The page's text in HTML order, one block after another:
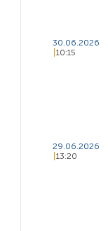
30.06.2026
10:15
29.06.2026
13:20